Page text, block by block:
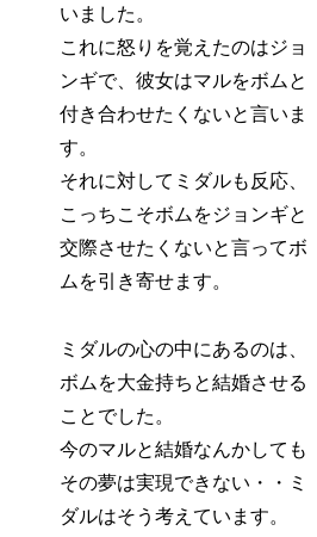
いました。
これに怒りを覚えたのはジョ
ンギで、彼女はマルをボムと
付き合わせたくないと言いま
す。
それに対してミダルも反応、
こっちこそボムをジョンギと
交際させたくないと言ってボ
ムを引き寄せます。
ミダルの心の中にあるのは、
ボムを大金持ちと結婚させる
ことでした。
今のマルと結婚なんかしても
その夢は実現できない・・ミ
ダルはそう考えています。